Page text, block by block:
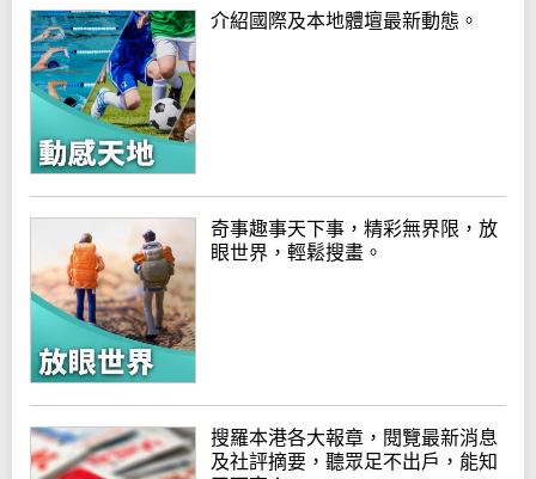
介紹國際及本地體壇最新動態。
奇事趣事天下事，精彩無界限，放
眼世界，輕鬆搜畫。
搜羅本港各大報章，閱覽最新消息
及社評摘要，聽眾足不出戶，能知